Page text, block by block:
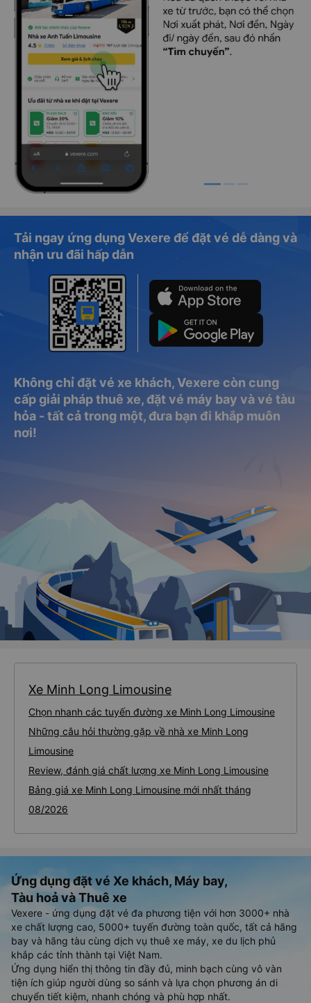
Tải ngay ứng dụng Vexere để đặt vé dễ dàng và
nhận ưu đãi hấp dẫn
Không chỉ đặt vé xe khách, Vexere còn cung
cấp giải pháp thuê xe, đặt vé máy bay và vé tàu
hỏa - tất cả trong một, đưa bạn đi khắp muôn
nơi!
Xe Minh Long Limousine
Chọn nhanh các tuyến đường xe Minh Long Limousine
Những câu hỏi thường gặp về nhà xe Minh Long
Limousine
Review, đánh giá chất lượng xe Minh Long Limousine
Bảng giá xe Minh Long Limousine mới nhất tháng
08/2026
Ứng dụng đặt vé Xe khách, Máy bay,
Tàu hoả và Thuê xe
Vexere - ứng dụng đặt vé đa phương tiện với hơn 3000+ nhà
xe chất lượng cao, 5000+ tuyến đường toàn quốc, tất cả hãng
bay và hãng tàu cùng dịch vụ thuê xe máy, xe du lịch phủ
khắp các tỉnh thành tại Việt Nam.
Ứng dụng hiển thị thông tin đầy đủ, minh bạch cùng vô vàn
tiện ích giúp người dùng so sánh và lựa chọn phương án di
chuyển tiết kiệm, nhanh chóng và phù hợp nhất.